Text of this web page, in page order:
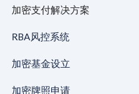
加密支付解决方案
RBA风控系统
加密基金设立
加密牌照申请